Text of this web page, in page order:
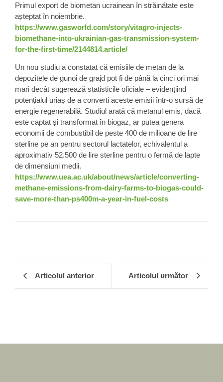
Primul export de biometan ucrainean în străinătate este
așteptat în noiembrie.
https://www.gasworld.com/story/vitagro-injects-
biomethane-into-ukrainian-gas-transmission-system-
for-the-first-time/2144814.article/
Un nou studiu a constatat că emisiile de metan de la
depozitele de gunoi de grajd pot fi de până la cinci ori mai
mari decât sugerează statisticile oficiale – evidențiind
potențialul uriaș de a converti aceste emisii într-o sursă de
energie regenerabilă. Studiul arată că metanul emis, dacă
este captat și transformat în biogaz, ar putea genera
economii de combustibil de peste 400 de milioane de lire
sterline pe an pentru sectorul lactatelor, echivalentul a
aproximativ 52.500 de lire sterline pentru o fermă de lapte
de dimensiuni medii.
https://www.uea.ac.uk/about/news/article/converting-
methane-emissions-from-dairy-farms-to-biogas-could-
save-more-than-ps400m-a-year-in-fuel-costs
Articolul anterior Articolul următor